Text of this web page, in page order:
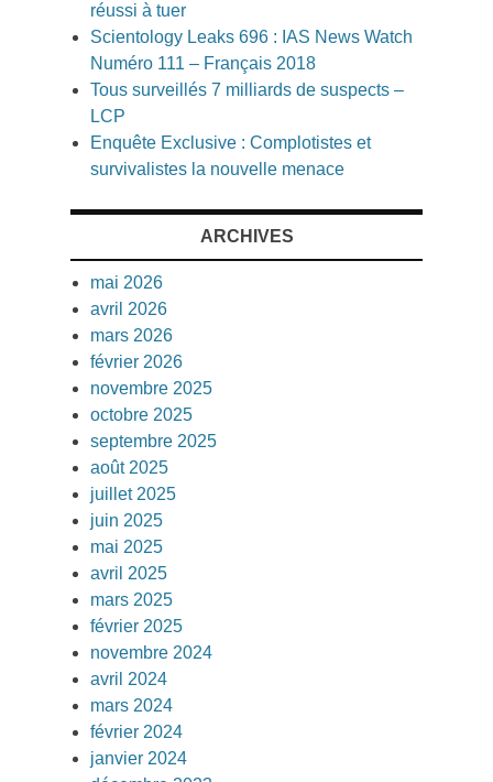
réussi à tuer
Scientology Leaks 696 : IAS News Watch
Numéro 111 – Français 2018
Tous surveillés 7 milliards de suspects –
LCP
Enquête Exclusive : Complotistes et
survivalistes la nouvelle menace
ARCHIVES
mai 2026
avril 2026
mars 2026
février 2026
novembre 2025
octobre 2025
septembre 2025
août 2025
juillet 2025
juin 2025
mai 2025
avril 2025
mars 2025
février 2025
novembre 2024
avril 2024
mars 2024
février 2024
janvier 2024